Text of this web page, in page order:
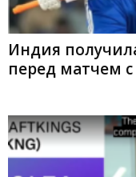
Индия
перед матчем